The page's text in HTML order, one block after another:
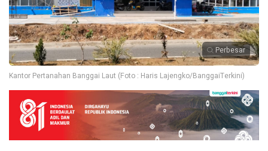
Perbesar
Kantor Pertanahan Banggai Laut (Foto : Haris Lajengko/BanggaiTerkini)